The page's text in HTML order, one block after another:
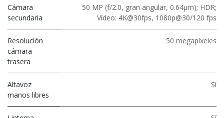
Cámara
secundaria
50 MP (f/2.0, gran angular, 0.64μm); HDR;
Vídeo: 4K@30fps, 1080p@30/120 fps
Resolución
cámara
trasera
50 megapíxeles
Altavoz
manos libres
Sí